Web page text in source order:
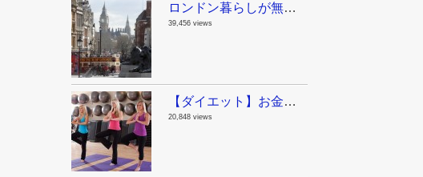
ロンドン暮らしが無駄に長い私が教えるロンドン観光スポット！まとめのまとめ
39,456 views
【ダイエット】お金をかけないで痩せる方法。ジリアン・マイケルズの無料動画で自宅をジムにしちゃおう！
20,848 views